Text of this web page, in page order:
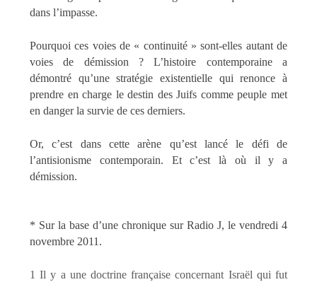
dans l’impasse.
Pourquoi ces voies de « continuité » sont-elles autant de
voies de démission ? L’histoire contemporaine a
démontré qu’une stratégie existentielle qui renonce à
prendre en charge le destin des Juifs comme peuple met
en danger la survie de ces derniers.
Or, c’est dans cette arène qu’est lancé le défi de
l’antisionisme contemporain. Et c’est là où il y a
démission.
* Sur la base d’une chronique sur Radio J, le vendredi 4
novembre 2011.
1 Il y a une doctrine française concernant Israël qui fut